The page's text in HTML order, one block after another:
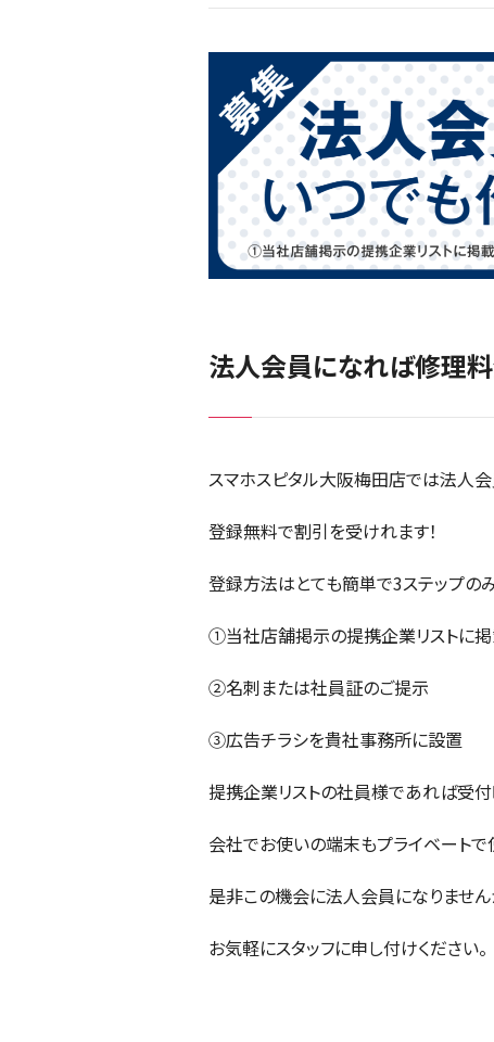
法人会員になれば修理料
スマホスピタル大阪梅田店では法人会
登録無料で割引を受けれます！
登録方法はとても簡単で3ステップのみ
①当社店舗掲示の提携企業リストに
②名刺または社員証のご提示
③広告チラシを貴社事務所に設置
提携企業リストの社員様であれば受
会社でお使いの端末もプライベートで
是非この機会に法人会員になりません
お気軽にスタッフに申し付けください。